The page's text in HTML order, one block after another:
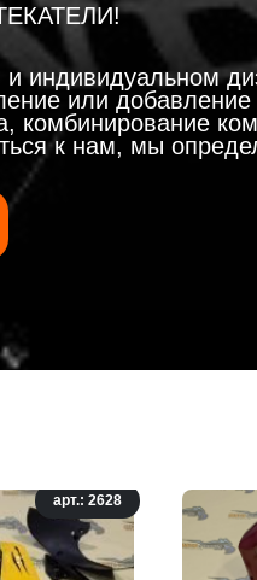
индивидуальном
или добавление
комбинирование
к нам, мы
арт.: 2628